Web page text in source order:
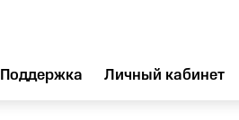
Поддержка Личный кабинет